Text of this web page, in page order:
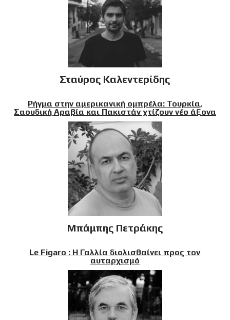
Σταύρος Καλεντερίδης
Ρήγμα στην αμερικανική ομπρέλα: Τουρκία,
Σαουδική Αραβία και Πακιστάν χτίζουν νέο άξονα
Μπάμπης Πετράκης
Le Figaro : Η Γαλλία διολισθαίνει προς τον
αυταρχισμό